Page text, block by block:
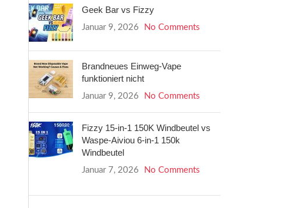
Geek Bar vs Fizzy
Januar 9, 2026 No Comments
Brandneues Einweg-Vape
funktioniert nicht
Januar 9, 2026 No Comments
Fizzy 15-in-1 150K Windbeutel vs
Waspe-Aiviou 6-in-1 150k
Windbeutel
Januar 7, 2026 No Comments